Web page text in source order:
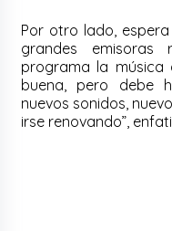
Por otro lado,
grandes emisoras
programa la
buena, pero debe
nuevos sonidos,
irse renovando”,